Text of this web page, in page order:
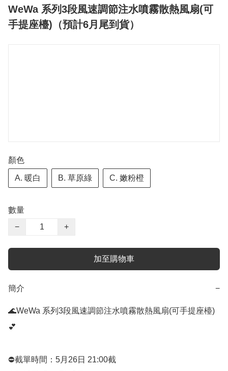
WeWa 系列3段風速調節注水噴霧散熱風扇(可
手提座檯)（預計6月尾到貨）
顏色
A. 暖白 B. 草原綠 C. 嫩粉橙
數量
−
+
加至購物車
簡介 −
🌊WeWa 系列3段風速調節注水噴霧散熱風扇(可手提座檯)
💕
⛔️截單時間：5月26日 21:00截